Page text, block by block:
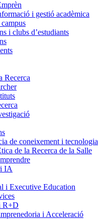
i gestió acadèmica
i clubs d’estudiants
Recerca
de coneixement i tecnologia
de la Recerca de la Salle
IA
i Executive Education
R+D
i Acceleració